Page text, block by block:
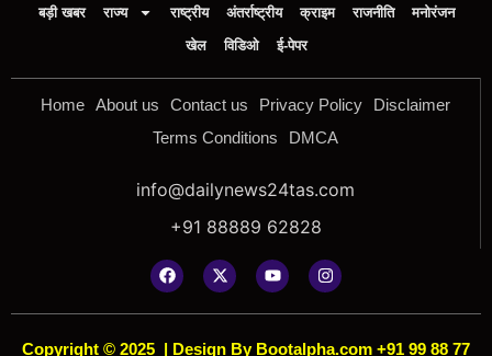
बड़ी खबर राज्य राष्ट्रीय अंतर्राष्ट्रीय क्राइम राजनीति
मनोरंजन
खेल
विडिओ ई-पेपर
Home About us Contact us Privacy Policy
Disclaimer
Terms Conditions
DMCA
info@dailynews24tas.com
+91 88889 62828
Copyright © 2025 | Design By Bootalpha.com +91 99 88 77